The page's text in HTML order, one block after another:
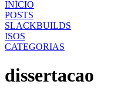
INÍCIO
POSTS
SLACKBUILDS
ISOS
CATEGORIAS
dissertacao